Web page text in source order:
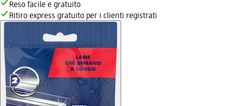
Reso facile e gratuito
Ritiro express gratuito per i clienti registrati